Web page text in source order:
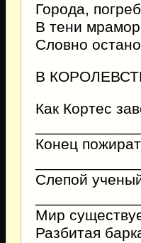
Города,
В тени
Словно
В
Как Кортес
Конец
Слепой
Мир
Разбитая